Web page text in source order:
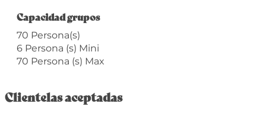
Capacidad grupos
Capacidad grupos
70 Persona(s)
6 Persona (s) Mini
70 Persona (s) Max
Clientelas aceptadas